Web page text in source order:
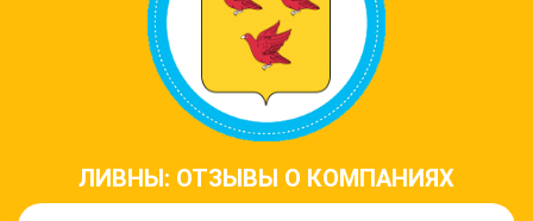
ЛИВНЫ: ОТЗЫВЫ О КОМПАНИЯХ